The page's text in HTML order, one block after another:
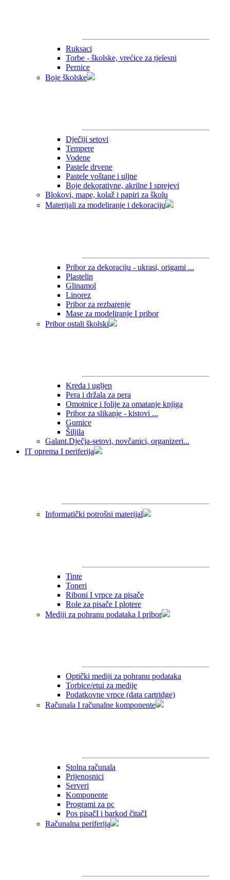
Ruksaci
Torbe - školske, vrećice za tjelesni
Pernice
Boje školske
Dječiji setovi
Tempere
Vodene
Pastele drvene
Pastele voštane i uljne
Boje dekorativne, akrilne I sprejevi
Blokovi, mape, kolaž i papiri za školu
Materijali za modeliranje i dekoraciju
Pribor za dekoraciju - ukrasi, origami ...
Plastelin
Glinamol
Linorez
Pribor za rezbarenje
Mase za modeliranje I pribor
Pribor ostali školski
Kreda i ugljen
Pera i držala za pera
Omotnice i folije za omatanje knjiga
Pribor za slikanje - kistovi ...
Gumice
Šiljila
Galant.Dječja-setovi, novčanici, organizeri...
IT oprema I periferija
Informatički potrošni materijal
Tinte
Toneri
Riboni I vrpce za pisače
Role za pisače I plotere
Mediji za pohranu podataka I pribor
Optički mediji za pohranu podataka
Torbice/etui za medije
Podatkovne vrpce (data cartridge)
Računala I računalne komponente
Stolna računala
Prijenosnici
Serveri
Komponente
Programi za pc
Pos pisačI i barkod čitačI
Računalna periferija